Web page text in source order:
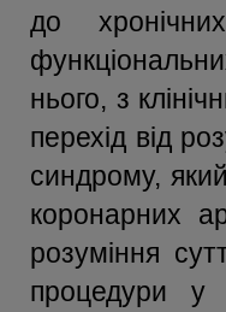
до
нього, з
перехід від
синдрому,
коронарних
розуміння
процедури у